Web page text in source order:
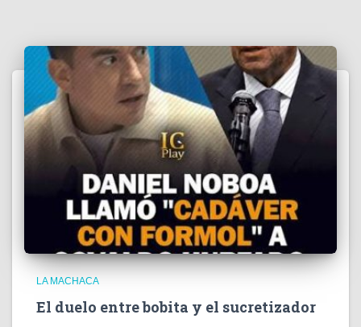
LA MACHACA
El duelo entre bobita y el sucretizador